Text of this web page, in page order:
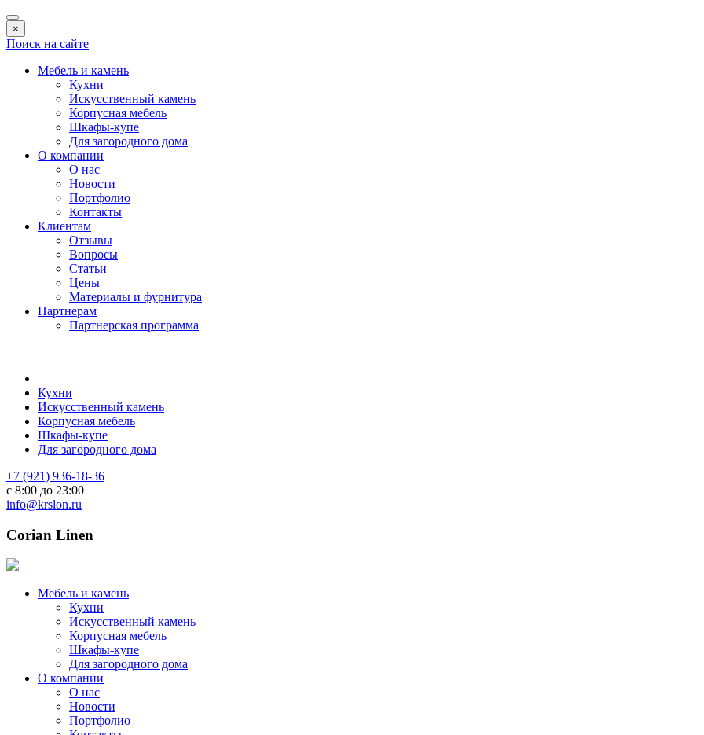
×
Поиск на сайте
Мебель и камень
Кухни
Искусственный камень
Корпусная мебель
Шкафы-купе
Для загородного дома
О компании
О нас
Новости
Портфолио
Контакты
Клиентам
Отзывы
Вопросы
Статьи
Цены
Материалы и фурнитура
Партнерам
Партнерская программа
Кухни
Искусственный камень
Корпусная мебель
Шкафы-купе
Для загородного дома
+7 (921) 936-18-36
с 8:00 до 23:00
info@krslon.ru
Corian Linen
Мебель и камень
Кухни
Искусственный камень
Корпусная мебель
Шкафы-купе
Для загородного дома
О компании
О нас
Новости
Портфолио